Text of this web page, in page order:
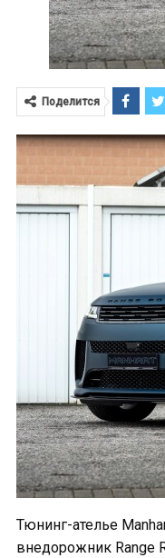
Поделится
Тюнинг-ателье
внедорожник Range